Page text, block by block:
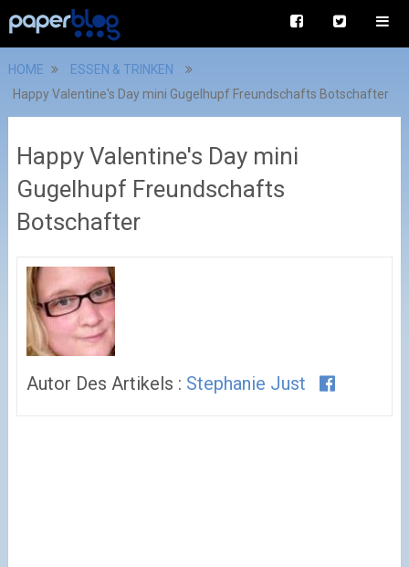
HOME
ESSEN & TRINKEN
Happy Valentine's Day mini Gugelhupf Freundschafts Botschafter
Happy Valentine's Day mini
Gugelhupf Freundschafts
Botschafter
Autor Des Artikels : Stephanie Just